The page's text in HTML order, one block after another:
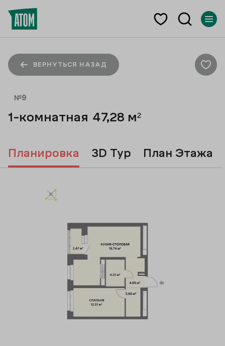
ВЕРНУТЬСЯ НАЗАД
№9
1-комнатная 47,28 м²
Планировка 3D Тур План Этажа